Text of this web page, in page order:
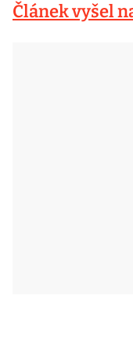
Článek vyšel